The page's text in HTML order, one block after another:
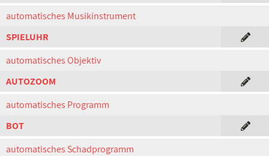
automatisches Musikinstrument
SPIELUHR
automatisches Objektiv
AUTOZOOM
automatisches Programm
BOT
automatisches Schadprogramm